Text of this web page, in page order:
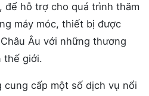
hỗ trợ cho quá trình thăm
máy móc, thiết bị được
Âu với những thương
thế giới.
cung cấp một số dịch vụ nổi